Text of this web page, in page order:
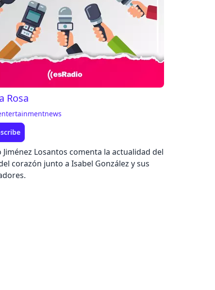
Rosa
Jiménez Losantos comenta la actualidad del
corazón junto a Isabel González y sus